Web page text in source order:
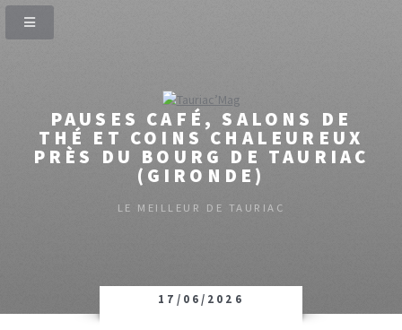
PAUSES CAFÉ, SALONS DE
THÉ ET COINS CHALEUREUX
PRÈS DU BOURG DE TAURIAC
(GIRONDE)
LE MEILLEUR DE TAURIAC
17/06/2026